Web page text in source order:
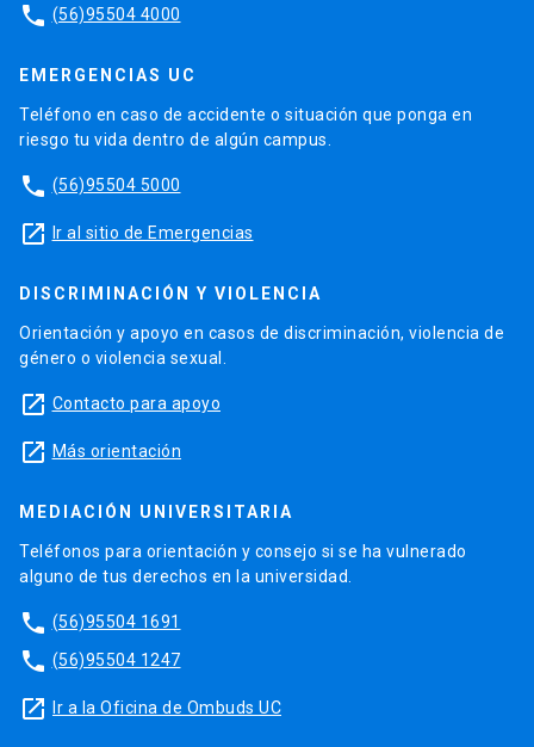
phone (56)95504 4000
EMERGENCIAS UC
Teléfono en caso de accidente o situación que ponga en
riesgo tu vida dentro de algún campus.
phone (56)95504 5000
launch Ir al sitio de Emergencias
DISCRIMINACIÓN Y VIOLENCIA
Orientación y apoyo en casos de discriminación, violencia de
género o violencia sexual.
launch Contacto para apoyo
launch Más orientación
MEDIACIÓN UNIVERSITARIA
Teléfonos para orientación y consejo si se ha vulnerado
alguno de tus derechos en la universidad.
phone (56)95504 1691
phone (56)95504 1247
launch Ir a la Oficina de Ombuds UC